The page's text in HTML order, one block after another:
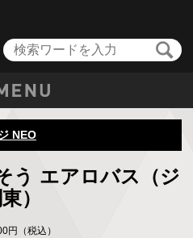
NEO
う エアロバス（ジ
）
円（税込）